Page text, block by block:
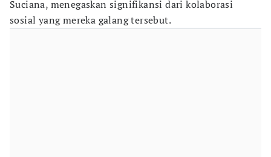
Suciana, menegaskan signifikansi dari kolaborasi
sosial yang mereka galang tersebut.